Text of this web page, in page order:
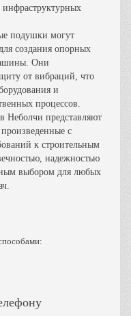
инфраструктурных
подушки могут
создания опорных
Они
от вибраций, что
и
процессов.
Неболчи представляют
с
к строительным
надежностью
выбором для любых